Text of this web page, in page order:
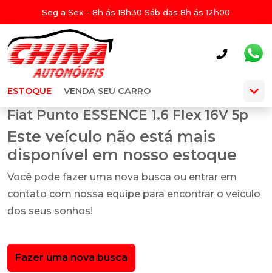
Seg a Sex - 8h ás 18h30 Sáb das 8h ás 12h00
ESTOQUE VENDA SEU CARRO
Fiat Punto ESSENCE 1.6 Flex 16V 5p
Este veículo não está mais
disponível em nosso estoque
Você pode fazer uma nova busca ou entrar em
contato com nossa equipe para encontrar o veículo
dos seus sonhos!
Fazer uma nova busca